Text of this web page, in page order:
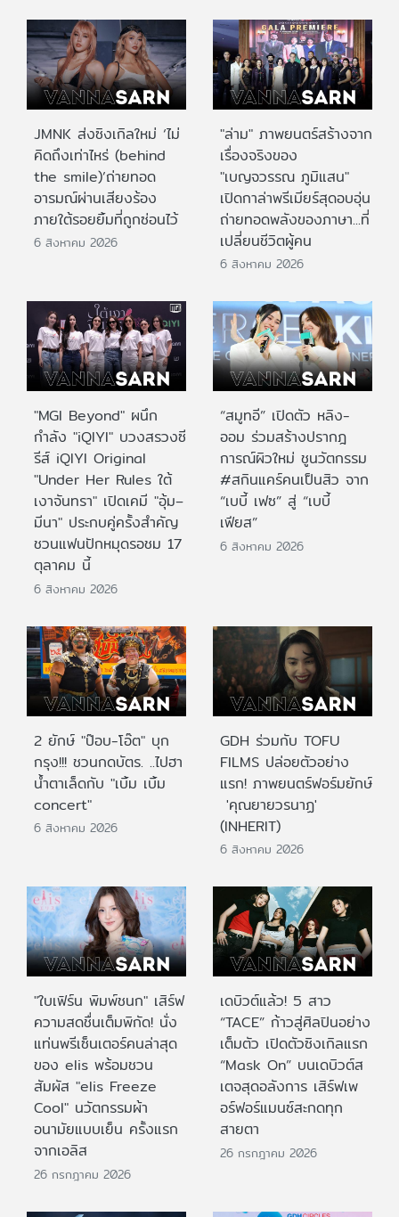
JMNK ส่งซิงเกิลใหม่ ‘ไม่
คิดถึงเท่าไหร่ (behind
the smile)’ถ่ายทอด
อารมณ์ผ่านเสียงร้อง
ภายใต้รอยยิ้มที่ถูกซ่อนไว้
6 สิงหาคม 2026
"ล่าม" ภาพยนตร์สร้างจาก
เรื่องจริงของ
"เบญจวรรณ ภูมิแสน"
เปิดกาล่าพรีเมียร์สุดอบอุ่น
ถ่ายทอดพลังของภาษา...ที่
เปลี่ยนชีวิตผู้คน
6 สิงหาคม 2026
"MGI Beyond" ผนึก
กำลัง "iQIYI" บวงสรวงซี
รีส์ iQIYI Original
"Under Her Rules ใต้
เงาจันทรา" เปิดเคมี "อุ้ม–
มีนา" ประกบคู่ครั้งสำคัญ
ชวนแฟนปักหมุดรอชม 17
ตุลาคม นี้
6 สิงหาคม 2026
“สมูทอี” เปิดตัว หลิง-
ออม ร่วมสร้างปรากฎ
การณ์ผิวใหม่ ชูนวัตกรรม
#สกินแคร์คนเป็นสิว จาก
“เบบี้ เฟซ” สู่ “เบบี้
เฟียส”
6 สิงหาคม 2026
2 ยักษ์ "ป๊อบ-โอ๊ต" บุก
กรุง!!! ชวนกดบัตร. ..ไปฮา
น้ำตาเล็ดกับ "เบิ้ม เบิ้ม
concert"
6 สิงหาคม 2026
GDH ร่วมกับ TOFU
FILMS ปล่อยตัวอย่าง
แรก! ภาพยนตร์ฟอร์มยักษ์
'คุณยายวรนาฏ'
(INHERIT)
6 สิงหาคม 2026
"ใบเฟิร์น พิมพ์ชนก" เสิร์ฟ
ความสดชื่นเต็มพิกัด! นั่ง
แท่นพรีเซ็นเตอร์คนล่าสุด
ของ elis พร้อมชวน
สัมผัส "elis Freeze
Cool" นวัตกรรมผ้า
อนามัยแบบเย็น ครั้งแรก
จากเอลิส
26 กรกฎาคม 2026
เดบิวต์แล้ว! 5 สาว
“TACE” ก้าวสู่ศิลปินอย่าง
เต็มตัว เปิดตัวซิงเกิลแรก
“Mask On” บนเดบิวต์ส
เตจสุดอลังการ เสิร์ฟเพ
อร์ฟอร์แมนซ์สะกดทุก
สายตา
26 กรกฎาคม 2026